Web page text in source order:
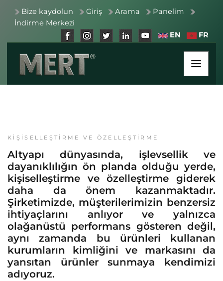
Bize kaydolun Giriş Arama
Panelim
İndirme Merkezi
EN
FR
KIŞISELLEŞTIRME VE ÖZELLEŞTIRME
Altyapı dünyasında, işlevsellik ve
dayanıklılığın ön planda olduğu yerde,
kişiselleştirme ve özelleştirme giderek
daha da önem kazanmaktadır.
Şirketimizde, müşterilerimizin benzersiz
ihtiyaçlarını anlıyor ve yalnızca
olağanüstü performans gösteren değil,
aynı zamanda bu ürünleri kullanan
kurumların kimliğini ve markasını da
yansıtan ürünler sunmaya kendimizi
adıyoruz.